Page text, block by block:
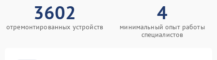
3602
отремонтированных устройств
4
минимальный опыт работы
специалистов